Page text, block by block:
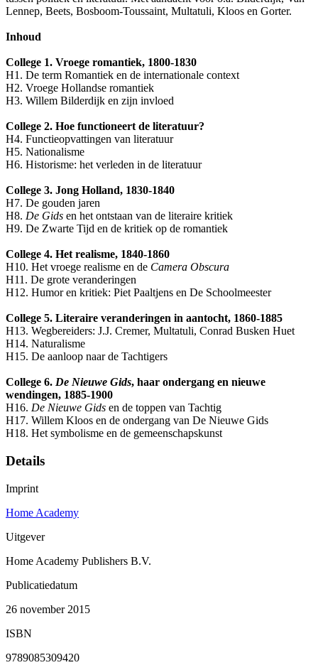
Lennep, Beets, Bosboom-Toussaint, Multatuli, Kloos en Gorter.
Inhoud
College 1. Vroege romantiek, 1800-1830
H1. De term Romantiek en de internationale context
H2. Vroege Hollandse romantiek
H3. Willem Bilderdijk en zijn invloed
College 2. Hoe functioneert de literatuur?
H4. Functieopvattingen van literatuur
H5. Nationalisme
H6. Historisme: het verleden in de literatuur
College 3. Jong Holland, 1830-1840
H7. De gouden jaren
H8. De Gids en het ontstaan van de literaire kritiek
H9. De Zwarte Tijd en de kritiek op de romantiek
College 4. Het realisme, 1840-1860
H10. Het vroege realisme en de Camera Obscura
H11. De grote veranderingen
H12. Humor en kritiek: Piet Paaltjens en De Schoolmeester
College 5. Literaire veranderingen in aantocht, 1860-1885
H13. Wegbereiders: J.J. Cremer, Multatuli, Conrad Busken Huet
H14. Naturalisme
H15. De aanloop naar de Tachtigers
College 6. De Nieuwe Gids, haar ondergang en nieuwe
wendingen, 1885-1900
H16. De Nieuwe Gids en de toppen van Tachtig
H17. Willem Kloos en de ondergang van De Nieuwe Gids
H18. Het symbolisme en de gemeenschapskunst
Details
Imprint
Home Academy
Uitgever
Home Academy Publishers B.V.
Publicatiedatum
26 november 2015
ISBN
9789085309420